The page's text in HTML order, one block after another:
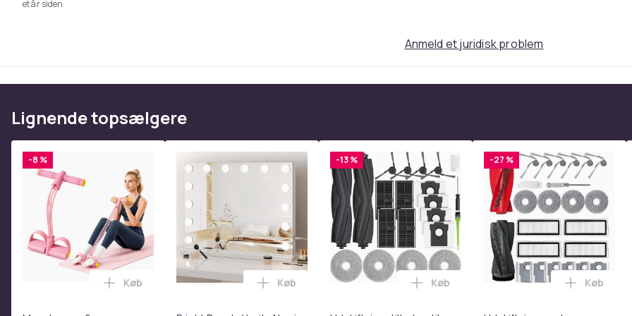
- DO1638LT, HD13538, MB12338LT, P12538, PB14538LT, PB1638LT, PB38, PD15538LT, PO12538LT,
Erstatter:
- 532 12 78-42, 5321278-42, 532127842,
- 532 13 84-97, 5321384-97,532138497,
- 193957, 98648, 5321939-57, 532193957
Hvorfor vores knive?
Knive er lavet af certificeret kulstofholdigt stål af høj kvalitet. Hver kniv er skarp, godt bøjet og
præcist afbalanceret for at sikre den mest effektive græsklipning og -fangning. Knivene blev
behandlet til varmebehandling (nedkøling og temperering til 45 HRC). Disse funktioner garanterer
et år siden
Anmeld et juridisk problem
Lignende topsælgere
-8 %
Læg Mavetræner,6-rørs fodpedal modstandsbånd - Mave- og coretræning, yoga og
Køb Læg Bright Beauty Vanity Namira - make up spejl med belysning -
Køb
-13 %
Læg Udskiftningstilbehør til Dreame
Køb
-27 %
Læg
Køb